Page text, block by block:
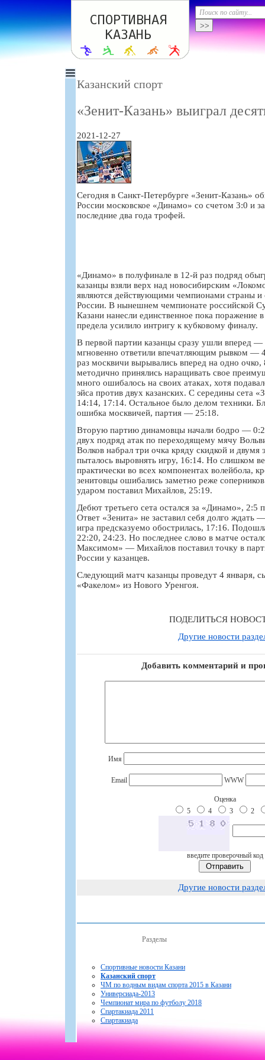
Казанский спорт
«Зенит-Казань» выиграл
2021-12-27
Сегодня в Санкт-Петербурге «Зенит-Казань»
России московское «Динамо» со счетом 3:0 и
последние два года трофей.
«Динамо» в полуфинале в 12-й раз подряд
казанцы взяли верх над новосибирским
являются действующими чемпионами страны и
России. В нынешнем чемпионате российской
Казани нанесли единственное пока поражение
предела усилило интригу к кубковому финалу.
В первой партии казанцы сразу ушли вперед
мгновенно ответили впечатляющим рывком —
раз москвичи вырывались вперед на одно
методично принялись наращивать свое
много ошибалось на своих атаках, хотя
эйса против двух казанских. С середины сета
14:14, 17:14. Остальное было делом техники.
ошибка москвичей, партия — 25:18.
Вторую партию динамовцы начали бодро —
двух подряд атак по переходящему мячу
Волков набрал три очка кряду скидкой и
пыталось выровнять игру, 16:14. Но слишком
практически во всех компонентах волейбола,
зенитовцы ошибались заметно реже
ударом поставил Михайлов, 25:19.
Дебют третьего сета остался за «Динамо», 2:5
Ответ «Зенита» не заставил себя долго ждать
игра предсказуемо обострилась, 17:16.
22:20, 24:23. Но последнее слово в матче
Максимом» — Михайлов поставил точку в
России у казанцев.
Следующий матч казанцы проведут 4 января,
«Факелом» из Нового Уренгоя.
ПОДЕЛИТЬСЯ
Другие новости
Добавить комментарий и
Имя
Email WWW
Оценка
5
4 3 2
введите проверочный код
Другие новости
Разделы
Спортивные новости Казани
Казанский спорт
ЧМ по водным видам спорта 2015 в Казани
Универсиада-2013
Чемпионат мира по футболу 2018
Спартакиада 2011
Спартакиада